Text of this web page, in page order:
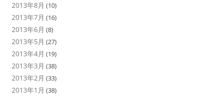
2013年8月 (10)
2013年7月 (16)
2013年6月 (8)
2013年5月 (27)
2013年4月 (19)
2013年3月 (38)
2013年2月 (33)
2013年1月 (38)